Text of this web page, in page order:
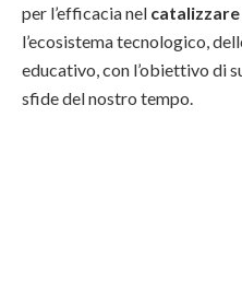
per l’efficacia nel
l’ecosistema tecnologico,
educativo, con l’obiettivo di
sfide del nostro tempo.